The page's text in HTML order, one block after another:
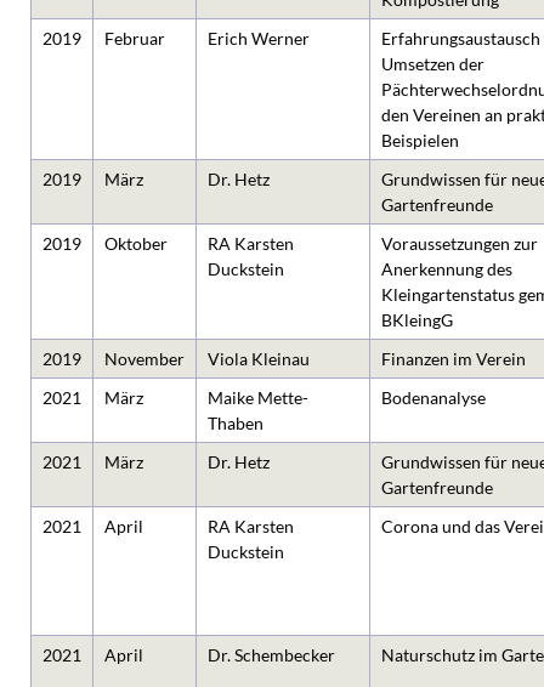
2019
Februar Erich Werner
Umsetzen der
den Vereinen an
Beispielen
2019
März Dr. Hetz
Grundwissen für
Gartenfreunde
2019
Oktober
RA Karsten
Duckstein
Voraussetzungen zur
Anerkennung des
Kleingartenstatus
BKleingG
2019
November Viola Kleinau
Finanzen im Verein
2021
März
Maike Mette-
Thaben
Bodenanalyse
2021 März Dr. Hetz
Grundwissen für
Gartenfreunde
2021
April
RA Karsten
Duckstein
Corona und das
2021 April Dr. Schembecker Naturschutz im